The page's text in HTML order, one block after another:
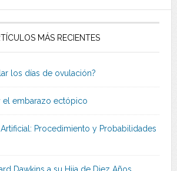
MÁS RECIENTES
los días de ovulación?
el embarazo ectópico
Artificial: Procedimiento y Probabilidades